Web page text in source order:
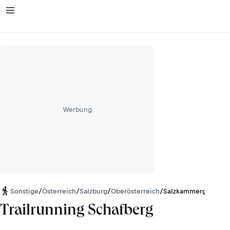
Werbung
Sonstige/Österreich/Salzburg/Oberösterreich/Salzkammergut-
Trailrunning Schafberg